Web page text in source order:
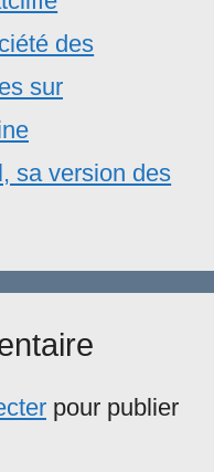
des
sur
sa version des
pour publier